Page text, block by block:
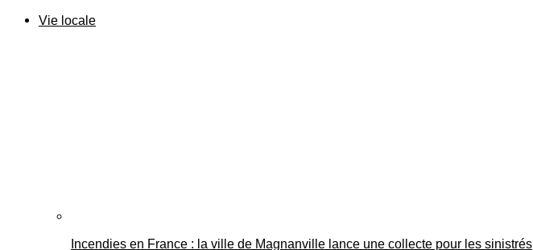
Vie locale
Incendies en France : la ville de Magnanville lance une collecte pour les sinistrés